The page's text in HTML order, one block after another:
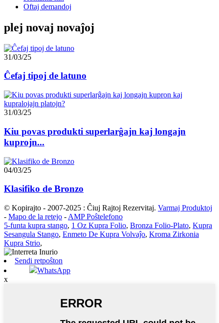
Oftaj demandoj
plej novaj novaĵoj
31/03/25
Ĉefaj tipoj de latuno
31/03/25
Kiu povas produkti superlarĝajn kaj longajn
kuprojn...
04/03/25
Klasifiko de Bronzo
© Kopirajto - 2007-2025 : Ĉiuj Rajtoj Rezervitaj. Varmaj Produktoj
- Mapo de la retejo - AMP Poŝtelefono
5-funta kupra stango, 1 Oz Kupra Folio, Bronza Folio-Plato, Kupra
Sesangula Stango, Enmeto De Kupra Volvaĵo, Kroma Zirkonia
Kupra Strio,
Sendi retpoŝton
WhatsApp
x